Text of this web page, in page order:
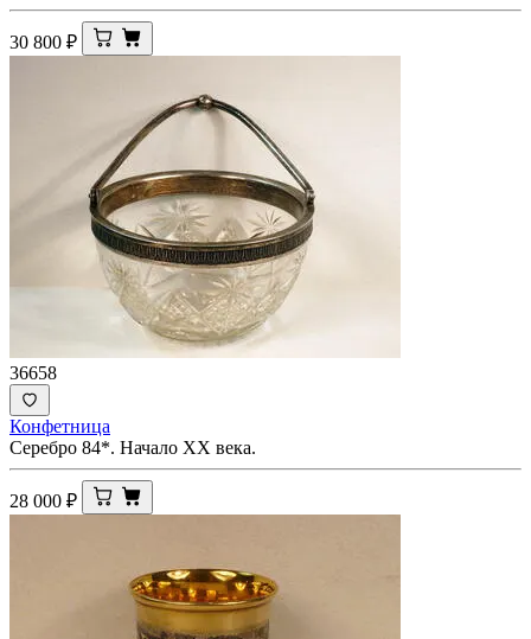
30 800 ₽
36658
Конфетница
Серебро 84*. Начало ХХ века.
28 000 ₽